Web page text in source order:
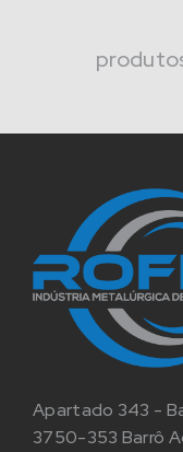
Apartado 343 -
3750-353 Barrô